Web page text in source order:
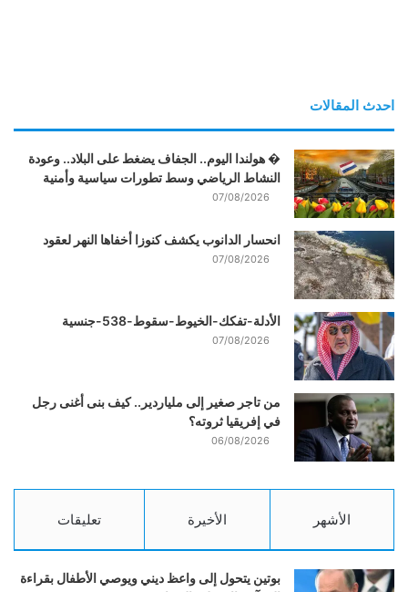
احدث المقالات
� هولندا اليوم.. الجفاف يضغط على البلاد.. وعودة
النشاط الرياضي وسط تطورات سياسية وأمنية
07/08/2026
انحسار الدانوب يكشف كنوزا أخفاها النهر لعقود
07/08/2026
الأدلة-تفكك-الخيوط-سقوط-538-جنسية
07/08/2026
من تاجر صغير إلى ملياردير.. كيف بنى أغنى رجل
في إفريقيا ثروته؟
06/08/2026
الأشهر الأخيرة تعليقات
بوتين يتحول إلى واعظ ديني ويوصي الأطفال بقراءة